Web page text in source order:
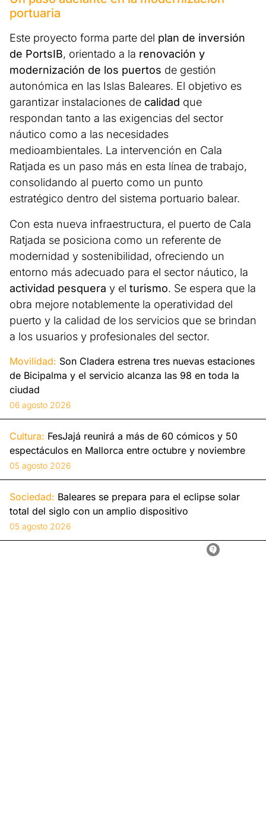
portuaria
Este proyecto forma parte del plan de inversión
de PortsIB, orientado a la renovación y
modernización de los puertos de gestión
autonómica en las Islas Baleares. El objetivo es
garantizar instalaciones de calidad que
respondan tanto a las exigencias del sector
náutico como a las necesidades
medioambientales. La intervención en Cala
Ratjada es un paso más en esta línea de trabajo,
consolidando al puerto como un punto
estratégico dentro del sistema portuario balear.
Con esta nueva infraestructura, el puerto de Cala
Ratjada se posiciona como un referente de
modernidad y sostenibilidad, ofreciendo un
entorno más adecuado para el sector náutico, la
actividad pesquera y el turismo. Se espera que la
obra mejore notablemente la operatividad del
puerto y la calidad de los servicios que se brindan
a los usuarios y profesionales del sector.
Movilidad: Son Cladera estrena tres nuevas estaciones
de Bicipalma y el servicio alcanza las 98 en toda la
ciudad
06 agosto 2026
Cultura: FesJajá reunirá a más de 60 cómicos y 50
espectáculos en Mallorca entre octubre y noviembre
05 agosto 2026
Sociedad: Baleares se prepara para el eclipse solar
total del siglo con un amplio dispositivo
05 agosto 2026